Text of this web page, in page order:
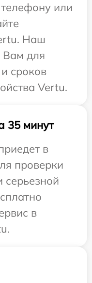
или
Наш
Вам для
сроков
Vertu.
35 минут
в
проверки
серьезной
в